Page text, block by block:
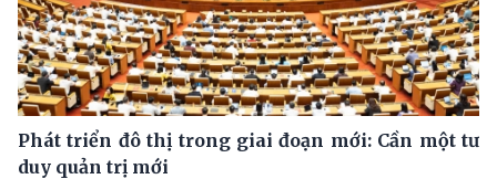
Phát triển đô thị trong giai đoạn mới: Cần một tư
duy quản trị mới